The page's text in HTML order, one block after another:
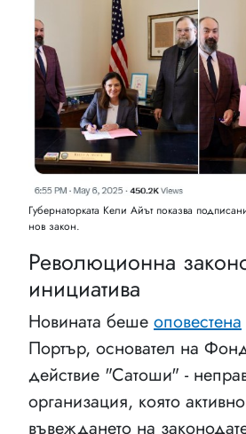
Губернаторката Кели Айът показва
нов закон.
Революционна
инициатива
Новината беше оповестена
Портър, основател на
действие "Сатоши" -
организация, която
въвеждането на